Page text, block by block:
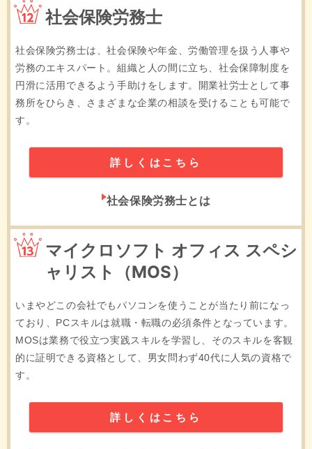
社会保険労務士
社会保険労務士は、社会保険や年金、労働管理を扱う人事や
労務のエキスパート。組織と人の間に立ち、社会保障制度を
円滑に活用できるよう手助けをします。開業社労士として事
務所をひらき、さまざまな企業の相談を受けることも可能で
す。
詳しくはこちら
社会保険労務士とは
マイクロソフト オフィス スペシ
ャリスト（MOS）
いまやどこの会社でもパソコンを使うことが当たり前になっ
ており、PCスキルは就職・転職の必須条件となっています。
MOSは業務で役立つ実践スキルを学習し、そのスキルを客観
的に証明できる資格として、男女問わず40代に人気の資格で
す。
詳しくはこちら